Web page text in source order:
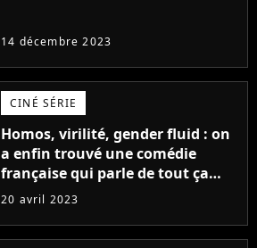
14 décembre 2023
CINÉ SÉRIE
Homos, virilité, gender fluid : on
a enfin trouvé une comédie
française qui parle de tout ça
sans être super ringarde
20 avril 2023